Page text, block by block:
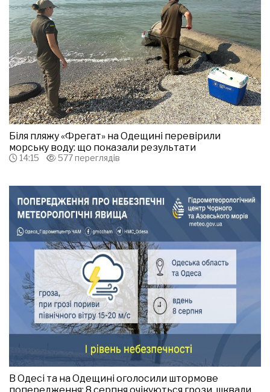
Біля пляжу «Фрегат» на Одещині перевірили
морську воду: що показали результати
14:15 577 переглядів
В Одесі та на Одещині оголосили штормове